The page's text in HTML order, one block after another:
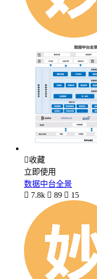
收藏
立即使用
数据中台全景
 7.8k  89  15